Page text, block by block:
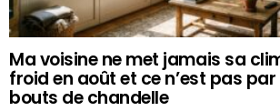
Ma voisine ne met jamais sa
froid en août et ce n’est pas
bouts de chandelle